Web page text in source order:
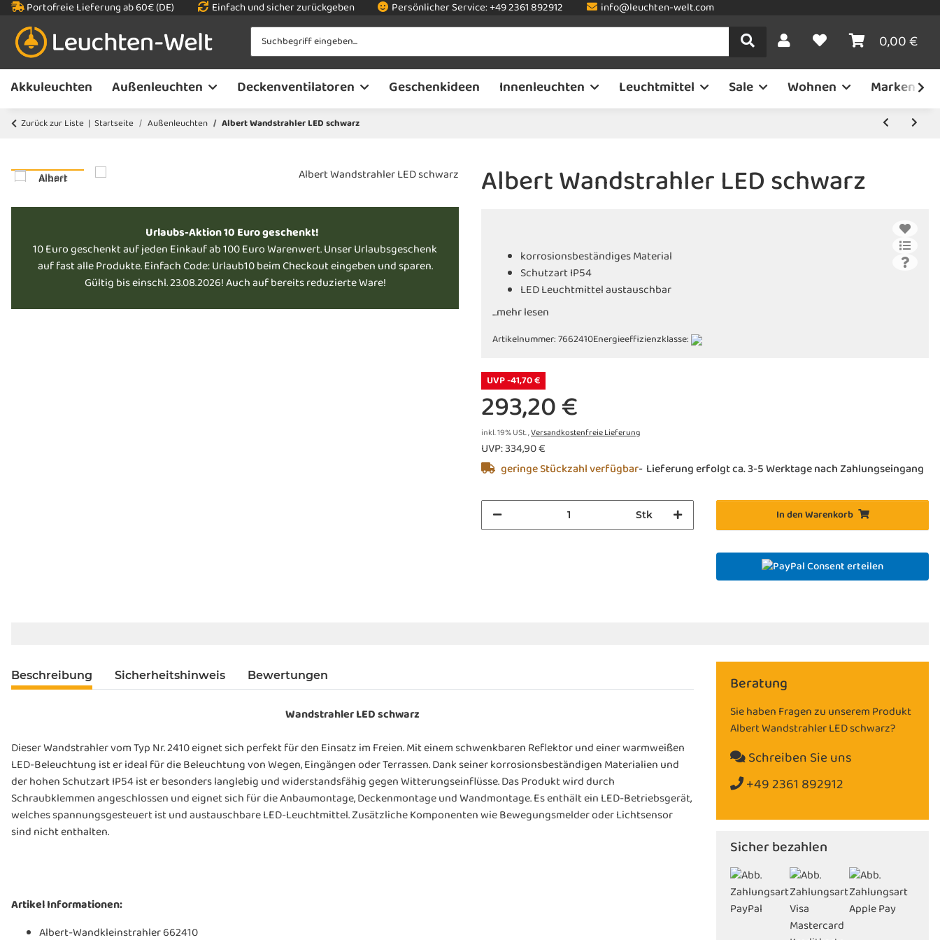
Portofreie Lieferung ab 60€ (DE) Einfach und sicher zurückgeben Persönlicher Service:+49 2361 892912 info@leuchten-welt.com
0,00 €
Akkuleuchten Außenleuchten Deckenventilatoren Geschenkideen Innenleuchten Leuchtmittel Sale Wohnen Marken
Zurück zur Liste Startseite Außenleuchten Albert Wandstrahler LED schwarz
Urlaubs-Aktion 10 Euro geschenkt!
10 Euro geschenkt auf jeden Einkauf ab 100 Euro Warenwert. Unser Urlaubsgeschenk
auf fast alle Produkte. Einfach Code: Urlaub10 beim Checkout eingeben und sparen.
Gültig bis einschl. 23.08.2026! Auch auf bereits reduzierte Ware!
Albert Wandstrahler LED schwarz
korrosionsbeständiges Material
Schutzart IP54
LED Leuchtmittel austauschbar
...mehr lesen
Artikelnummer:7662410Energieeffizienzklasse:
UVP -41,70 €
293,20 €
inkl. 19% USt. ,Versandkostenfreie Lieferung
UVP:334,90 €
geringe Stückzahl verfügbar Lieferung erfolgt ca. 3-5 Werktage nach Zahlungseingang
Stk In den Warenkorb
Consent erteilen
Beschreibung Sicherheitshinweis Bewertungen
Wandstrahler LED schwarz
Dieser Wandstrahler vom Typ Nr. 2410 eignet sich perfekt für den Einsatz im Freien. Mit einem schwenkbaren Reflektor und einer warmweißen
LED-Beleuchtung ist er ideal für die Beleuchtung von Wegen, Eingängen oder Terrassen. Dank seiner korrosionsbeständigen Materialien und
der hohen Schutzart IP54 ist er besonders langlebig und widerstandsfähig gegen Witterungseinflüsse. Das Produkt wird durch
Schraubklemmen angeschlossen und eignet sich für die Anbaumontage, Deckenmontage und Wandmontage. Es enthält ein LED-Betriebsgerät,
welches spannungsgesteuert ist und austauschbare LED-Leuchtmittel. Zusätzliche Komponenten wie Bewegungsmelder oder Lichtsensor
sind nicht enthalten.
Artikel Informationen:
Albert-Wandkleinstrahler 662410
Beratung
Sie haben Fragen zu unserem Produkt
Albert Wandstrahler LED schwarz?
Schreiben Sie uns
+49 2361 892912
Sicher bezahlen